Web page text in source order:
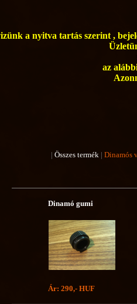
a nyitva tartás szerint ,
az
| Összes termék | Dinamós
Dinamó gumi
Ár: 290,- HUF